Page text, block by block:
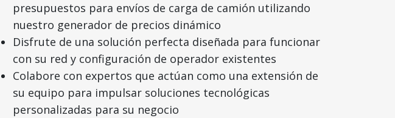
presupuestos para envíos de carga de camión utilizando
nuestro generador de precios dinámico
Disfrute de una solución perfecta diseñada para funcionar
con su red y configuración de operador existentes
Colabore con expertos que actúan como una extensión de
su equipo para impulsar soluciones tecnológicas
personalizadas para su negocio